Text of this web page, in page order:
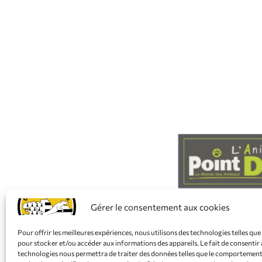
Gérer le consentement aux cookies
Pour offrir les meilleures expériences, nous utilisons des technologies telles que
pour stocker et/ou accéder aux informations des appareils. Le fait de consentir
technologies nous permettra de traiter des données telles que le